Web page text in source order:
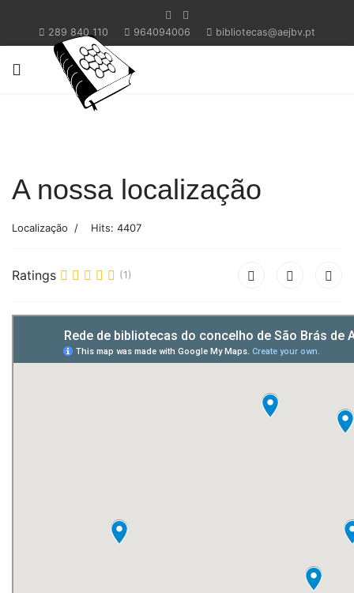
289 840 110 964094006 bibliotecas@aejbv.pt
A nossa localização
Localização Hits: 4407
Ratings (1)